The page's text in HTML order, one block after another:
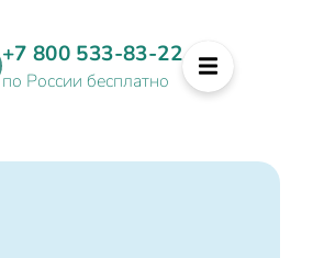
+7 800 533-83-22
по России бесплатно